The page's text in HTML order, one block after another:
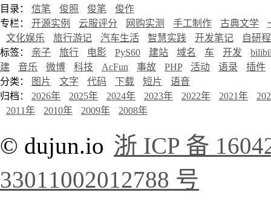
目录： 信笔 俊照 俊笔
俊作
专栏： 开源实例 云服评分 网购实测 手工制作 古典文学
文化娱乐
旅行游记 汽车生活 智慧实践 开发笔记
自研
标签： 亲子 旅行 电影 PyS60 建站 域名 车 开发
建
音乐 微博 科技 AcFun 事故 PHP 活动 语录
插件
分类：
图片 文字 代码 下载 短片
语音
归档： 2026年 2025年 2024年 2023年 2022年 2021年
2011年
2010年 2009年 2008年
© dujun.io 浙 ICP 备
33011002012788 号